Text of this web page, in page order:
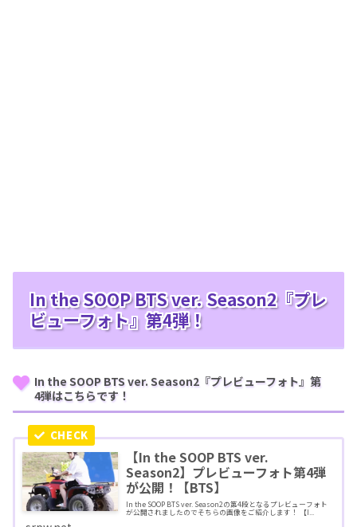
In the SOOP BTS ver. Season2『プレ
ビューフォト』第4弾！
In the SOOP BTS ver. Season2『プレビューフォト』第
4弾はこちらです！
【In the SOOP BTS ver.
Season2】プレビューフォト第4弾
が公開！【BTS】
In the SOOP BTS ver. Season2の第4段となるプレビューフォト
が公開されましたのでそちらの画像をご紹介します！ 【I...